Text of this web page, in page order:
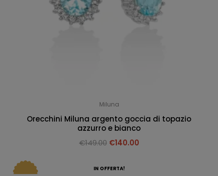
Miluna
Orecchini Miluna argento goccia di topazio
azzurro e bianco
€149.00 €140.00
IN OFFERTA!